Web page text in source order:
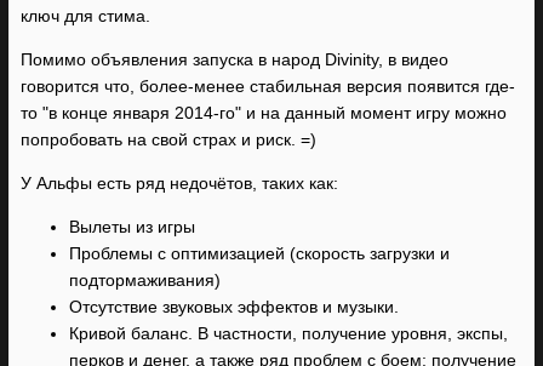
ключ для стима.
Помимо объявления запуска в народ Divinity, в видео
говорится что, более-менее стабильная версия появится где-
то "в конце января 2014-го" и на данный момент игру можно
попробовать на свой страх и риск. =)
У Альфы есть ряд недочётов, таких как:
Вылеты из игры
Проблемы с оптимизацией (скорость загрузки и
подтормаживания)
Отсутствие звуковых эффектов и музыки.
Кривой баланс. В частности, получение уровня, экспы,
перков и денег, а также ряд проблем с боем: получение